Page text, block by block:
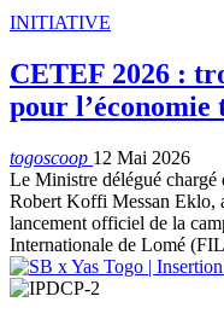
INITIATIVE
CETEF 2026 :
pour l’économie
togoscoop 12 Mai 2026
Le Ministre délégué chargé
Robert Koffi Messan Eklo,
lancement officiel de la
Internationale de Lomé